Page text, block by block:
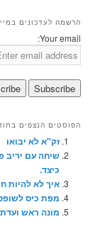
במייל
הנצפים בחודש האחרון
לא יבואו
עם יריב פוליטי בלי
לא להיות חרא לנשים
כיס לשופט המתחיל
ראש ועדת החקירה